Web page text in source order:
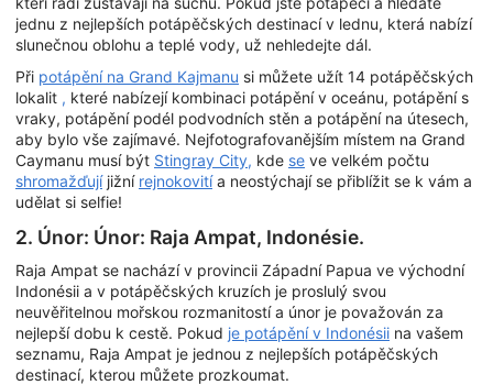
jednu z nejlepších potápěčských destinací v lednu, která nabízí
slunečnou oblohu a teplé vody, už nehledejte dál.
Při potápění na Grand Kajmanu si můžete užít 14 potápěčských
lokalit , které nabízejí kombinaci potápění v oceánu, potápění s
vraky, potápění podél podvodních stěn a potápění na útesech,
aby bylo vše zajímavé. Nejfotografovanějším místem na Grand
Caymanu musí být Stingray City, kde se ve velkém počtu
shromažďujíjižní rejnokovitía neostýchají se přiblížit se k vám a
udělat si selfie!
2. Únor: Únor: Raja Ampat, Indonésie.
Raja Ampat se nachází v provincii Západní Papua ve východní
Indonésii a v potápěčských kruzích je proslulý svou
neuvěřitelnou mořskou rozmanitostí a únor je považován za
nejlepší dobu k cestě. Pokud je potápění v Indonésii na vašem
seznamu, Raja Ampat je jednou z nejlepších potápěčských
destinací, kterou můžete prozkoumat.